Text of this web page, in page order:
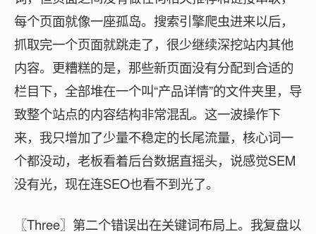
每个页面就像一座孤岛。搜索引擎爬虫进来以后，
抓取完一个页面就跳走了，很少继续深挖站内其他
内容。更糟糕的是，那些新页面没有分配到合适的
栏目下，全部堆在一个叫“产品详情”的文件夹里，导
致整个站点的内容结构非常混乱。这一波操作下
来，我只增加了少量不稳定的长尾流量，核心词一
个都没动，老板看着后台数据直摇头，说感觉SEM
没有光，现在连SEO也看不到光了。
〖Three〗第二个错误出在关键词布局上。我复盘以